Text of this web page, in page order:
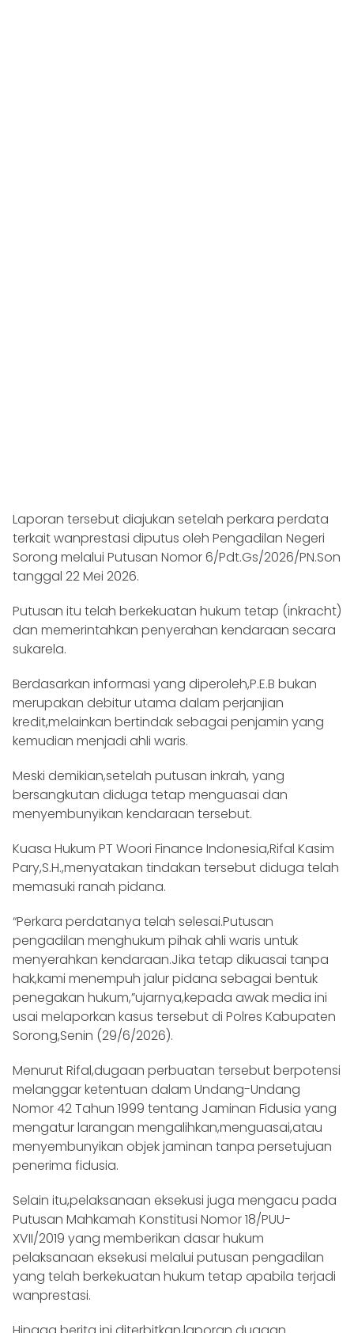
Laporan tersebut diajukan setelah perkara perdata
terkait wanprestasi diputus oleh Pengadilan Negeri
Sorong melalui Putusan Nomor 6/Pdt.Gs/2026/PN.Son
tanggal 22 Mei 2026.
Putusan itu telah berkekuatan hukum tetap (inkracht)
dan memerintahkan penyerahan kendaraan secara
sukarela.
Berdasarkan informasi yang diperoleh,P.E.B bukan
merupakan debitur utama dalam perjanjian
kredit,melainkan bertindak sebagai penjamin yang
kemudian menjadi ahli waris.
Meski demikian,setelah putusan inkrah, yang
bersangkutan diduga tetap menguasai dan
menyembunyikan kendaraan tersebut.
Kuasa Hukum PT Woori Finance Indonesia,Rifal Kasim
Pary,S.H.,menyatakan tindakan tersebut diduga telah
memasuki ranah pidana.
“Perkara perdatanya telah selesai.Putusan
pengadilan menghukum pihak ahli waris untuk
menyerahkan kendaraan.Jika tetap dikuasai tanpa
hak,kami menempuh jalur pidana sebagai bentuk
penegakan hukum,”ujarnya,kepada awak media ini
usai melaporkan kasus tersebut di Polres Kabupaten
Sorong,Senin (29/6/2026).
Menurut Rifal,dugaan perbuatan tersebut berpotensi
melanggar ketentuan dalam Undang-Undang
Nomor 42 Tahun 1999 tentang Jaminan Fidusia yang
mengatur larangan mengalihkan,menguasai,atau
menyembunyikan objek jaminan tanpa persetujuan
penerima fidusia.
Selain itu,pelaksanaan eksekusi juga mengacu pada
Putusan Mahkamah Konstitusi Nomor 18/PUU-
XVII/2019 yang memberikan dasar hukum
pelaksanaan eksekusi melalui putusan pengadilan
yang telah berkekuatan hukum tetap apabila terjadi
wanprestasi.